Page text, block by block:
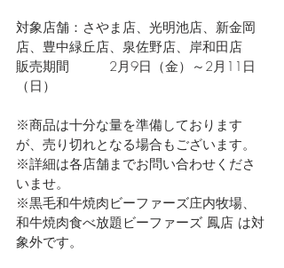
対象店舗：さやま店、光明池店、新金岡
店、豊中緑丘店、泉佐野店、岸和田店
販売期間　　　2月9日（金）～2月11日
（日）
※商品は十分な量を準備しております
が、売り切れとなる場合もございます。
※詳細は各店舗までお問い合わせくださ
いませ。
※黒毛和牛焼肉ビーファーズ庄内牧場、
和牛焼肉食べ放題ビーファーズ 鳳店 は対
象外です。